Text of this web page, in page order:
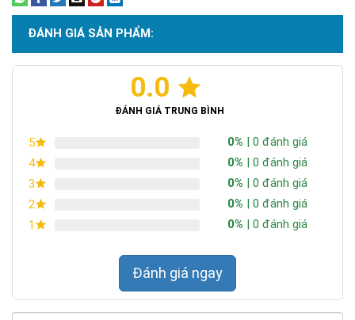
ĐÁNH GIÁ SẢN PHẨM:
0.0
ĐÁNH GIÁ TRUNG BÌNH
5 0% | 0 đánh giá
4
0% | 0 đánh giá
3
0% | 0 đánh giá
2
0% | 0 đánh giá
1
0% | 0 đánh giá
Đánh giá ngay